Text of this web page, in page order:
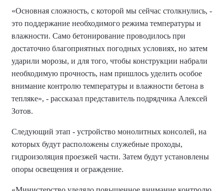
«Основная сложность, с которой мы сейчас столкнулись, -
это поддержание необходимого режима температуры и
влажности. Само бетонирование проводилось при
достаточно благоприятных погодных условиях, но затем
ударили морозы, и для того, чтобы конструкции набрали
необходимую прочность, нам пришлось уделить особое
внимание контролю температуры и влажности бетона в
тепляке», - рассказал представитель подрядчика Алексей
Зотов.
Следующий этап - устройство монолитных консолей, на
которых будут расположены служебные проходы,
гидроизоляция проезжей части. Затем будут установлены
опоры освещения и ограждение.